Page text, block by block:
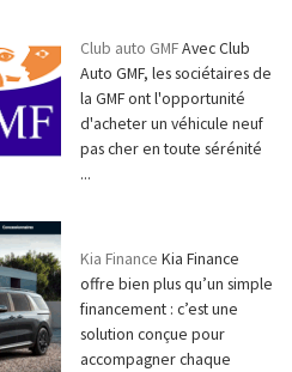
Club auto GMFAvec Club
Auto GMF, les sociétaires de
la GMF ont l'opportunité
d'acheter un véhicule neuf
pas cher en toute sérénité
...
Kia Finance Kia Finance
offre bien plus qu’un simple
financement : c’est une
solution conçue pour
accompagner chaque